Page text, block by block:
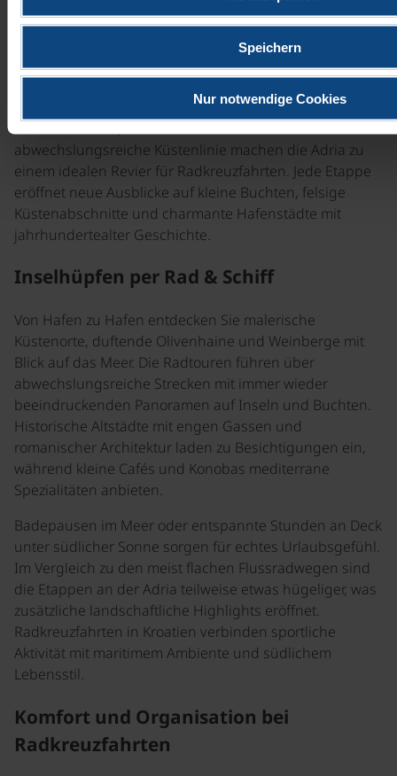
Speichern
Nur notwendige Cookies
Flair, kristallklarem Meer und einer einzigartigen
Inselwelt. Die Kombination aus Küstenlandschaften,
historischem Erbe und südlicher Lebensfreude schafft
eine ganz andere, aber ebenso reizvolle Atmosphäre
Das milde Klima, das tiefblaue Wasser und die
abwechslungsreiche Küstenlinie machen die Adria zu
einem idealen Revier für Radkreuzfahrten. Jede Etappe
eröffnet neue Ausblicke auf kleine Buchten, felsige
Küstenabschnitte und charmante Hafenstädte mit
jahrhundertealter Geschichte.
Inselhüpfen per Rad & Schiff
Von Hafen zu Hafen entdecken Sie malerische
Küstenorte, duftende Olivenhaine und Weinberge mit
Blick auf das Meer. Die Radtouren führen über
abwechslungsreiche Strecken mit immer wieder
beeindruckenden Panoramen auf Inseln und Buchten.
Historische Altstädte mit engen Gassen und
romanischer Architektur laden zu Besichtigungen ein,
während kleine Cafés und Konobas mediterrane
Spezialitäten anbieten.
Badepausen im Meer oder entspannte Stunden an Deck
unter südlicher Sonne sorgen für echtes Urlaubsgefühl.
Im Vergleich zu den meist flachen Flussradwegen sind
die Etappen an der Adria teilweise etwas hügeliger, was
zusätzliche landschaftliche Highlights eröffnet.
Radkreuzfahrten in Kroatien verbinden sportliche
Aktivität mit maritimem Ambiente und südlichem
Lebensstil.
Komfort und Organisation bei
Radkreuzfahrten